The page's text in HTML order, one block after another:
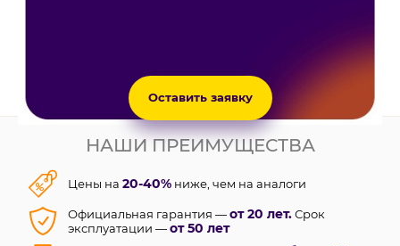
Оставить заявку
НАШИ ПРЕИМУЩЕСТВА
Цены на 20-40% ниже, чем на аналоги
Официальная гарантия — от 20 лет. Срок
эксплуатации — от 50 лет